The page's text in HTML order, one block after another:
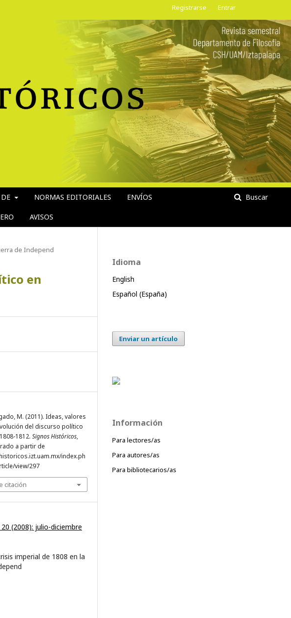
NORMAS EDITORIALES ENVÍOS
AVISOS
Buscar
Registrarse Entrar
de Independ
en
M. (2011). Ideas, valores
del discurso político
1812. Signos Históricos,
a partir de
index.ph
view/297
citación
(2008): julio-diciembre
imperial de 1808 en la
Idioma
English
Español (España)
Enviar un artículo
Información
Para lectores/as
Para autores/as
Para bibliotecarios/as